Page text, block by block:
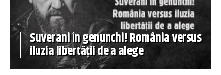
Suverani în genunchi! România versus
iluzia libertății de a alege